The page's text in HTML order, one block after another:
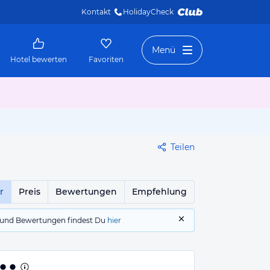
Kontakt HolidayCheck
Hotel bewerten Favoriten
Menü
Teilen
Preis Bewertungen Empfehlung
Bewertungen findest Du hier